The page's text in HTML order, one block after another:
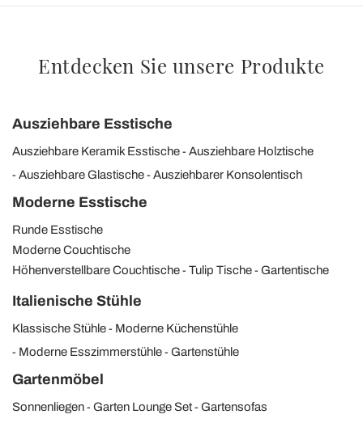
Entdecken Sie unsere Produkte
Ausziehbare Esstische
Ausziehbare Keramik Esstische
Ausziehbare Holztische
Ausziehbare Glastische
Ausziehbarer Konsolentisch
Moderne Esstische
Runde Esstische
Moderne Couchtische
Höhenverstellbare Couchtische
Tulip Tische Gartentische
Italienische Stühle
Klassische Stühle
Moderne Küchenstühle
Moderne Esszimmerstühle
Gartenstühle
Gartenmöbel
Sonnenliegen Garten Lounge Set
Gartensofas